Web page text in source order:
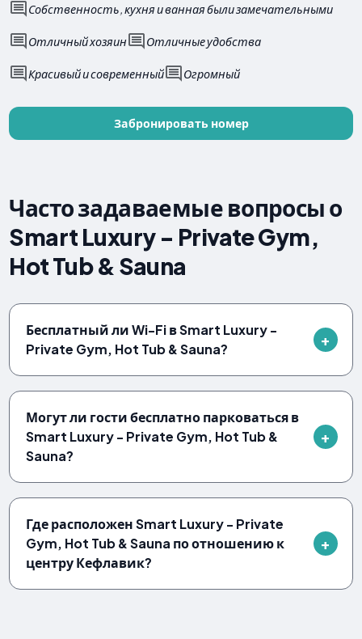
Собственность, кухня и ванная были замечательными
Отличный хозяин Отличные удобства
Красивый и современный Огромный
Забронировать номер
Часто задаваемые вопросы о
Smart Luxury - Private Gym,
Hot Tub & Sauna
Бесплатный ли Wi-Fi в Smart Luxury -
Private Gym, Hot Tub & Sauna?
Могут ли гости бесплатно парковаться в
Smart Luxury - Private Gym, Hot Tub &
Sauna?
Где расположен Smart Luxury - Private
Gym, Hot Tub & Sauna по отношению к
центру Кефлавик?